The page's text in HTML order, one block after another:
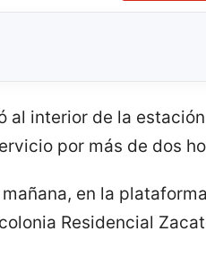
al interior de la
por más de dos
en la
Residencial